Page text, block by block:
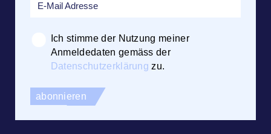
Ich stimme der Nutzung meiner
Anmeldedaten gemäss der
Datenschutzerklärung zu.